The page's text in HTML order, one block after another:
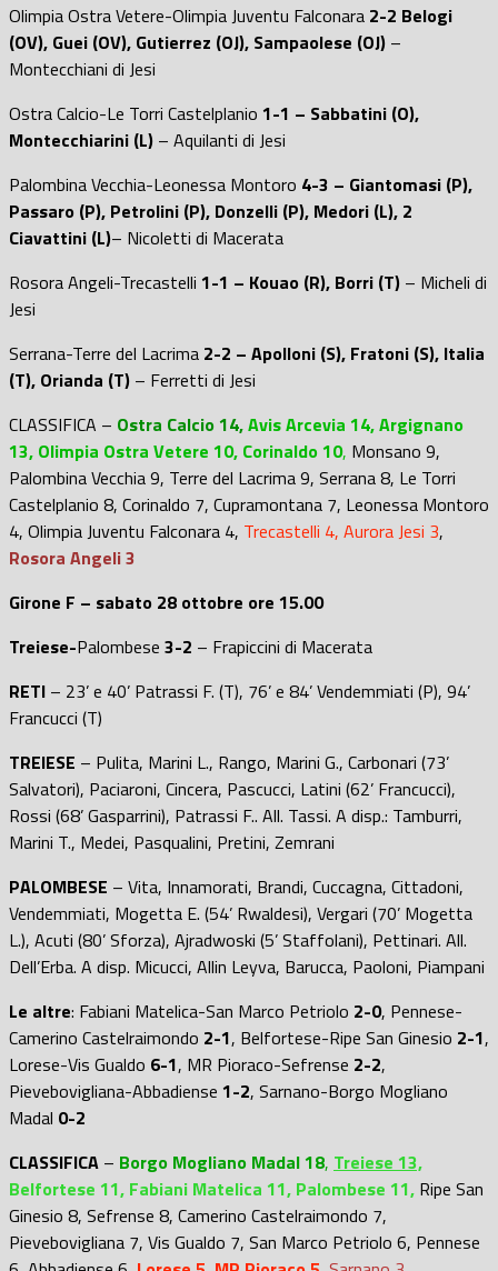
Olimpia Ostra Vetere-Olimpia Juventu Falconara 2-2 Belogi
(OV), Guei (OV), Gutierrez (OJ), Sampaolese (OJ) –
Montecchiani di Jesi
Ostra Calcio-Le Torri Castelplanio 1-1 – Sabbatini (O),
Montecchiarini (L) – Aquilanti di Jesi
Palombina Vecchia-Leonessa Montoro 4-3 – Giantomasi (P),
Passaro (P), Petrolini (P), Donzelli (P), Medori (L), 2
Ciavattini (L)– Nicoletti di Macerata
Rosora Angeli-Trecastelli 1-1 – Kouao (R), Borri (T) – Micheli di
Jesi
Serrana-Terre del Lacrima 2-2 – Apolloni (S), Fratoni (S), Italia
(T), Orianda (T) – Ferretti di Jesi
CLASSIFICA – Ostra Calcio 14,Avis Arcevia 14, Argignano
13, Olimpia Ostra Vetere 10, Corinaldo 10, Monsano 9,
Palombina Vecchia 9, Terre del Lacrima 9, Serrana 8, Le Torri
Castelplanio 8, Corinaldo 7, Cupramontana 7, Leonessa Montoro
4, Olimpia Juventu Falconara 4, Trecastelli 4, Aurora Jesi 3,
Rosora Angeli 3
Girone F – sabato 28 ottobre ore 15.00
Treiese-Palombese 3-2 – Frapiccini di Macerata
RETI – 23’ e 40’ Patrassi F. (T), 76’ e 84’ Vendemmiati (P), 94’
Francucci (T)
TREIESE – Pulita, Marini L., Rango, Marini G., Carbonari (73’
Salvatori), Paciaroni, Cincera, Pascucci, Latini (62’ Francucci),
Rossi (68’ Gasparrini), Patrassi F.. All. Tassi. A disp.: Tamburri,
Marini T., Medei, Pasqualini, Pretini, Zemrani
PALOMBESE – Vita, Innamorati, Brandi, Cuccagna, Cittadoni,
Vendemmiati, Mogetta E. (54’ Rwaldesi), Vergari (70’ Mogetta
L.), Acuti (80’ Sforza), Ajradwoski (5’ Staffolani), Pettinari. All.
Dell’Erba. A disp. Micucci, Allin Leyva, Barucca, Paoloni, Piampani
Le altre: Fabiani Matelica-San Marco Petriolo 2-0, Pennese-
Camerino Castelraimondo 2-1, Belfortese-Ripe San Ginesio 2-1,
Lorese-Vis Gualdo 6-1, MR Pioraco-Sefrense 2-2,
Pievebovigliana-Abbadiense 1-2, Sarnano-Borgo Mogliano
Madal 0-2
CLASSIFICA – Borgo Mogliano Madal 18, Treiese 13,
Belfortese 11, Fabiani Matelica 11, Palombese 11, Ripe San
Ginesio 8, Sefrense 8, Camerino Castelraimondo 7,
Pievebovigliana 7, Vis Gualdo 7, San Marco Petriolo 6, Pennese